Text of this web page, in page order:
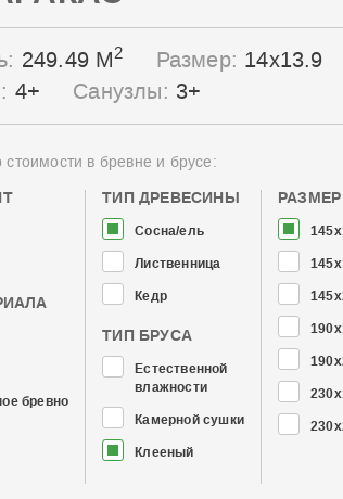
249.49 М2 Размер: 14x13.9
4+ Санузлы: 3+
стоимости в бревне и брусе:
бревно
ТИП ДРЕВЕСИНЫ
Сосна/ель
Лиственница
Кедр
ТИП БРУСА
Естественной
влажности
Камерной сушки
Клееный